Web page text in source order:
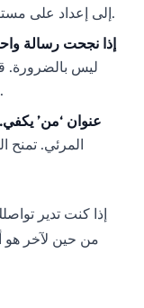
في Google Workspace إلى إعداد على مستوى النطاق.
“إذا نجحت رسالة
ليس بالضرورة.
نيابة عنك إلى تكوين مصادقة خاص بها.
“عنوان ‘من’
المرئي. تمنح
إذا كنت تدير